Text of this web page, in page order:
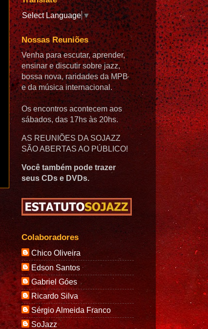
Select Language▼
Nossas Reuniões
Venha para escutar, aprender,
ensinar e discutir sobre jazz,
bossa nova, raridades da MPB
e da música internacional.
Os encontros acontecem aos
sábados, das 17hs às 20hs.
AS REUNIÕES DA SOJAZZ
SÃO ABERTAS AO PÚBLICO!
Você também pode trazer
seus CDs e DVDs.
Colaboradores
Chico Oliveira
Edson Santos
Gabriel Góes
Ricardo Silva
Sérgio Almeida Franco
SoJazz